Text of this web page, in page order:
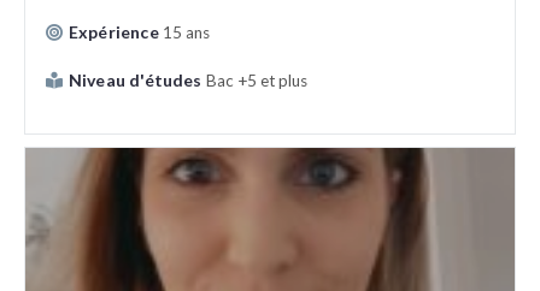
Expérience 15 ans
Niveau d'études Bac +5 et plus